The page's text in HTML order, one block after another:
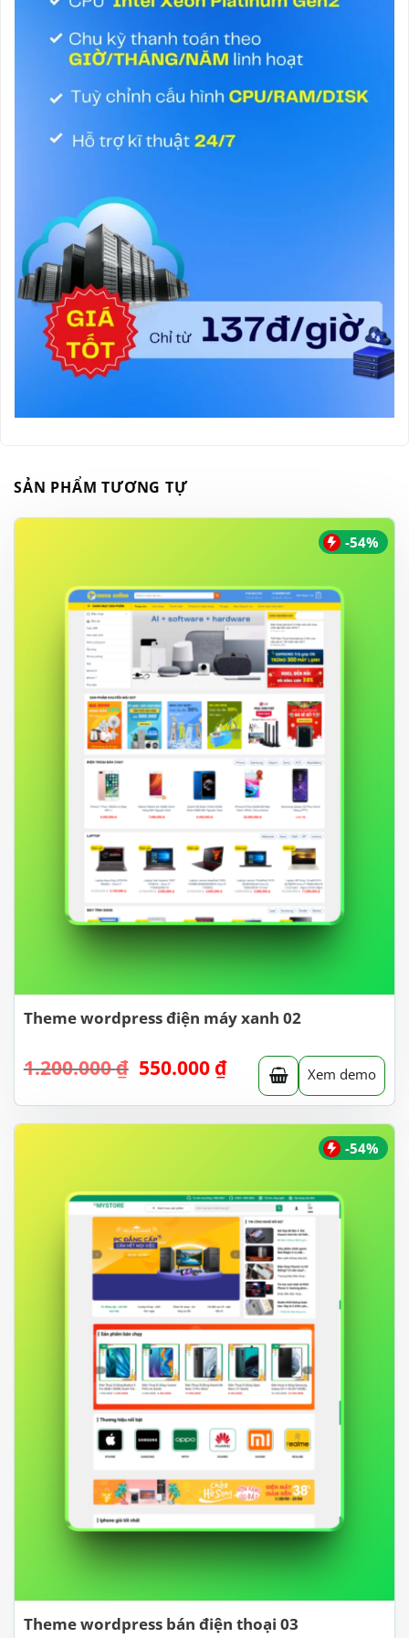
SẢN PHẨM TƯƠNG TỰ
-54%
Theme wordpress điện máy xanh 02
1.200.000₫ Giá
là:
1.200.000 ₫.
550.000 ₫Giá
hiện
tại
là:
Xem demo
-54%
Theme wordpress bán điện thoại 03